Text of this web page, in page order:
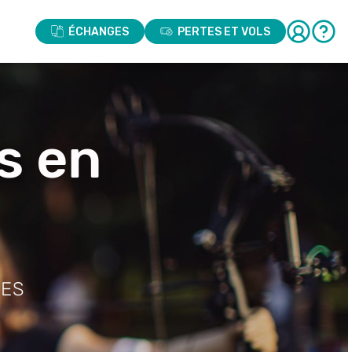
ÉCHANGES PERTES ET VOLS
en